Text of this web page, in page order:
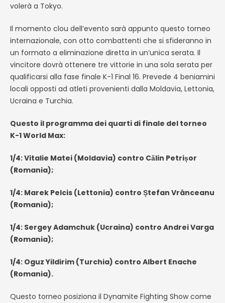
volerà a Tokyo.
Il momento clou dell’evento sarà appunto questo torneo
internazionale, con otto combattenti che si sfideranno in
un formato a eliminazione diretta in un’unica serata. Il
vincitore dovrà ottenere tre vittorie in una sola serata per
qualificarsi alla fase finale K-1 Final 16. Prevede 4 beniamini
locali opposti ad atleti provenienti dalla Moldavia, Lettonia,
Ucraina e Turchia.
Questo il programma dei quarti di finale del torneo
K-1 World Max:
1/4: Vitalie Matei (Moldavia) contro Călin Petrișor
(Romania);
1/4: Marek Pelcis (Lettonia) contro Ștefan Vrânceanu
(Romania);
1/4: Sergey Adamchuk (Ucraina) contro Andrei Varga
(Romania);
1/4: Oguz Yildirim (Turchia) contro Albert Enache
(Romania).
Questo torneo posiziona il Dynamite Fighting Show come